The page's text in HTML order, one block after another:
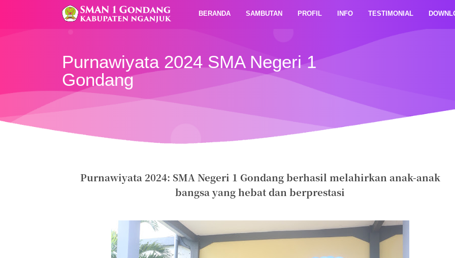
BERANDA SAMBUTAN PROFIL INFO TESTIMONIAL
Purnawiyata 2024 SMA Negeri 1
Gondang
Purnawiyata 2024: SMA Negeri 1 Gondang berhasil melahirkan anak-anak
bangsa yang hebat dan berprestasi